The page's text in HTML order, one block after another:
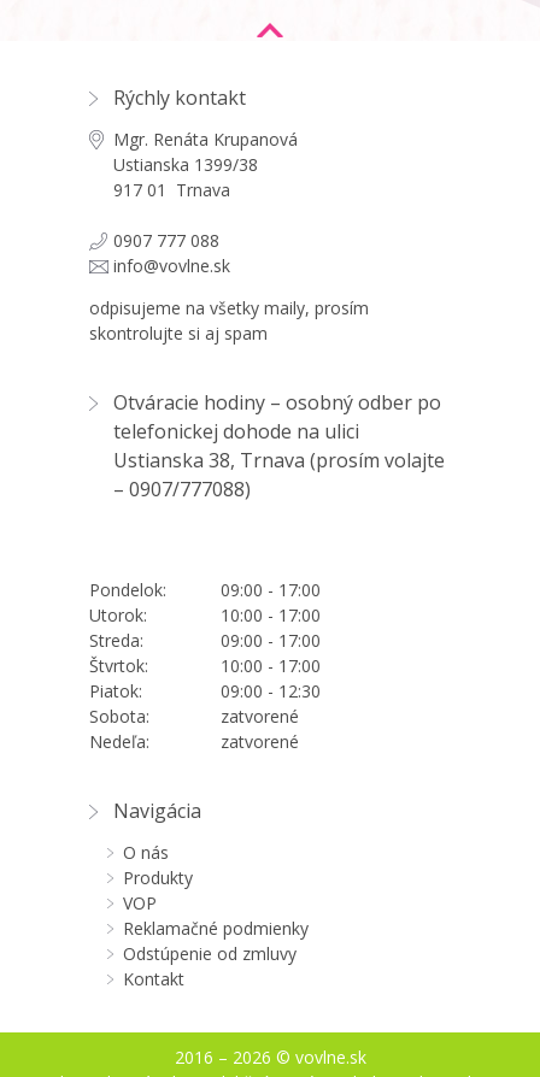
Rýchly kontakt
Mgr. Renáta Krupanová
Ustianska 1399/38
917 01 Trnava
0907 777 088
info@vovlne.sk
odpisujeme na všetky maily, prosím
skontrolujte si aj spam
Otváracie hodiny – osobný odber po
telefonickej dohode na ulici
Ustianska 38, Trnava (prosím volajte
– 0907/777088)
Pondelok:
09:00 - 17:00
Utorok:
10:00 - 17:00
Streda:
09:00 - 17:00
Štvrtok:
10:00 - 17:00
Piatok:
09:00 - 12:30
Sobota:
zatvorené
Nedeľa:
zatvorené
Navigácia
O nás
Produkty
VOP
Reklamačné podmienky
Odstúpenie od zmluvy
Kontakt
2016 – 2026 © vovlne.sk